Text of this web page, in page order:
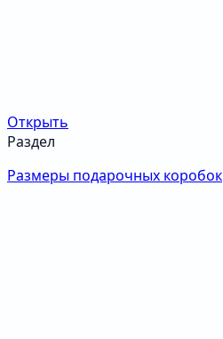
Открыть
Раздел
Размеры подарочных коробок